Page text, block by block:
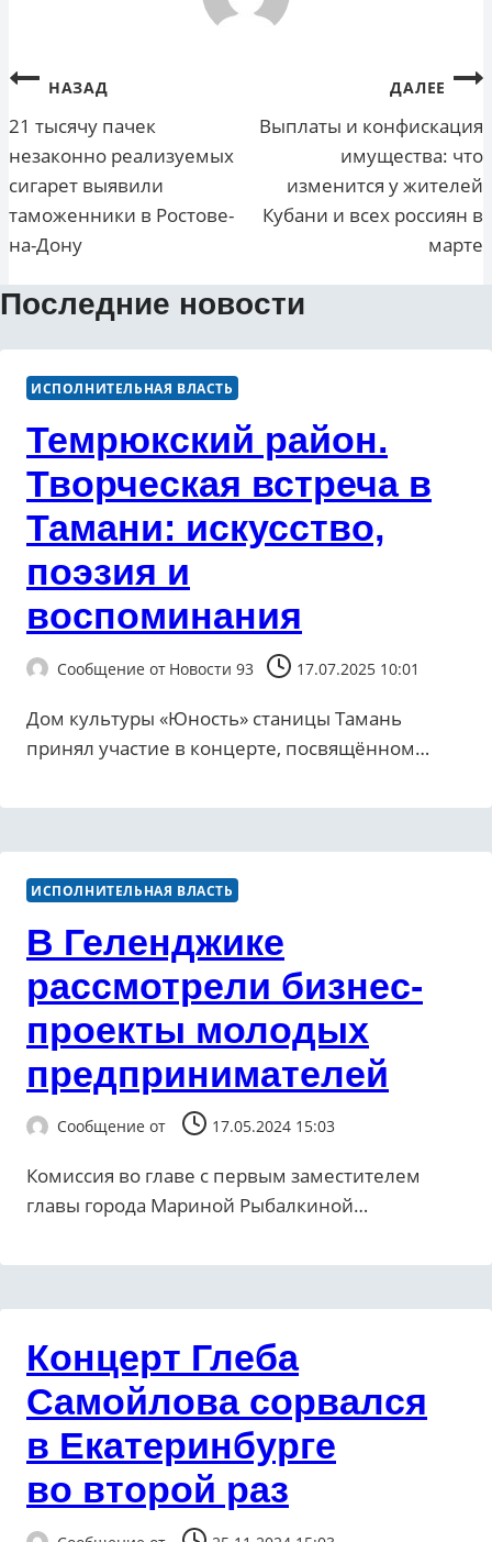
Навигация
по
записям
НАЗАД
21 тысячу пачек
незаконно реализуемых
сигарет выявили
таможенники в Ростове-
на-Дону
ДАЛЕЕ
Выплаты и конфискация
имущества: что
изменится у жителей
Кубани и всех россиян в
марте
Последние новости
ИСПОЛНИТЕЛЬНАЯ ВЛАСТЬ
Темрюкский район.
Творческая встреча в
Тамани: искусство,
поэзия и
воспоминания
Сообщение от Новости 93 17.07.2025 10:01
Дом культуры «Юность» станицы Тамань
принял участие в концерте, посвящённом…
ИСПОЛНИТЕЛЬНАЯ ВЛАСТЬ
В Геленджике
рассмотрели бизнес-
проекты молодых
предпринимателей
Сообщение от 17.05.2024 15:03
Комиссия во главе с первым заместителем
главы города Мариной Рыбалкиной…
Концерт Глеба
Самойлова сорвался
в Екатеринбурге
во второй раз